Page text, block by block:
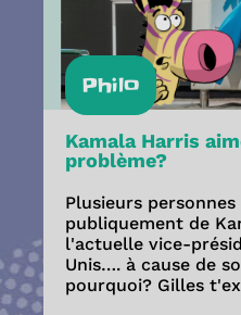
Philo
Kamala Harris
problème?
Plusieurs
publiquement de
l'actuelle vice-
Unis…. à cause de
pourquoi? Gilles